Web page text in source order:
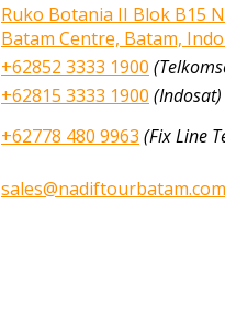
Ruko Botania II Blok B15
Batam Centre, Batam,
+62852 3333 1900
+62815 3333 1900 (Indosat)
+62778 480 9963 (Fix Line
sales@nadiftourbatam.com